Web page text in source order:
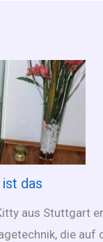
das
aus Stuttgart
die auf